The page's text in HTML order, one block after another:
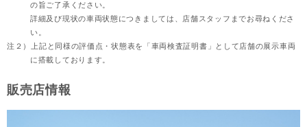
の旨ご了承ください。
詳細及び現状の車両状態につきましては、店舗スタッフまでお尋ねくださ
い。
注２）
上記と同様の評価点・状態表を「車両検査証明書」として店舗の展示車両
に搭載しております。
販売店情報